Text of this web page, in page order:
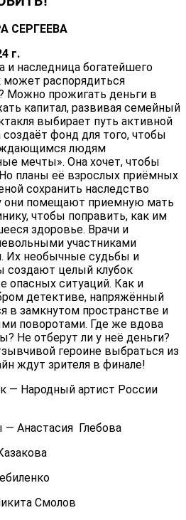
СЕРГЕЕВА
г.
и наследница богатейшего
может распорядиться
Можно прожигать деньги в
капитал, развивая семейный
выбирает путь активной
фонд для того, чтобы
людям
мечты». Она хочет, чтобы
планы её взрослых приёмных
сохранить наследство
они помещают приемную мать
чтобы поправить, как им
здоровье. Врачи и
участниками
Их необычные судьбы и
создают целый клубок
опасных ситуаций. Как и
детективе, напряжённый
в замкнутом пространстве и
поворотами. Где же вдова
Не отберут ли у неё деньги?
героине выбраться из
ждут зрителя в финале!
— Народный артист России
Анастасия Глебова
Смолов